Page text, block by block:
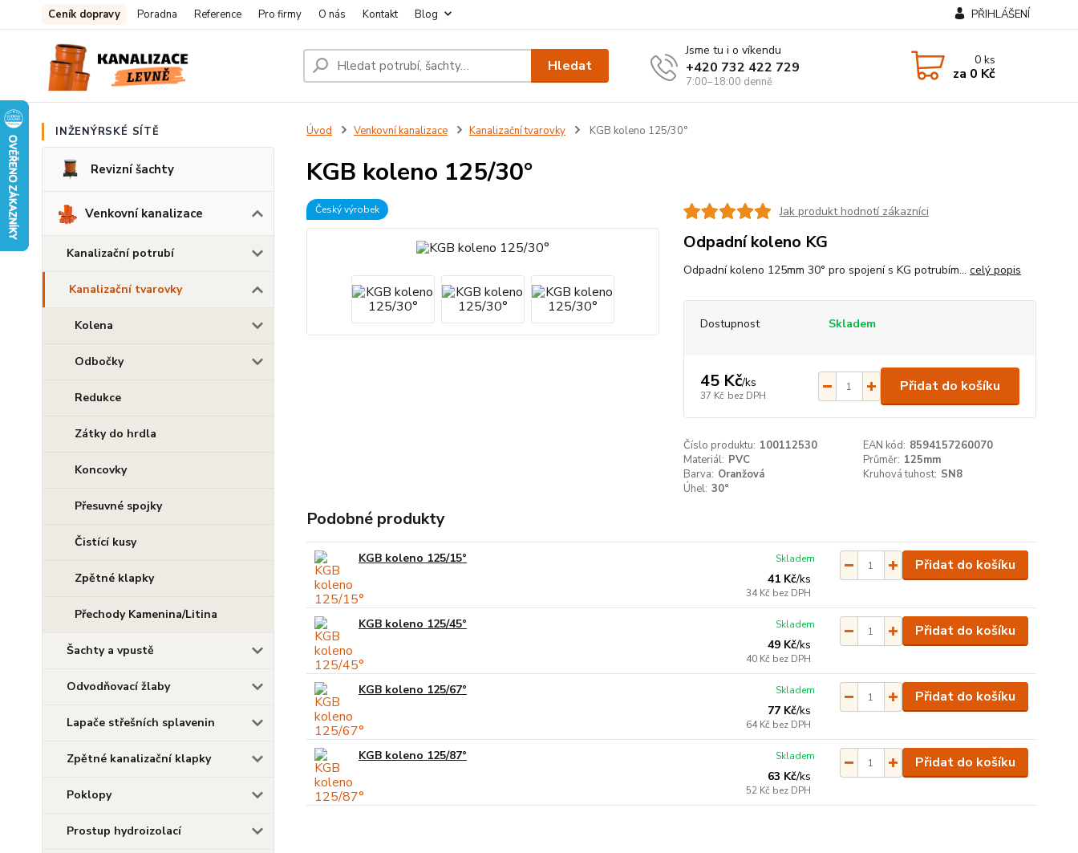
Ceník dopravy Poradna Reference Pro firmy O nás Kontakt Blog PŘIHLÁŠENÍ
Hledat
Jsme tu i o víkendu
+420 732 422 729
7:00–18:00 denně
0ks
za 0 Kč
INŽENÝRSKÉ SÍTĚ
Revizní šachty
Venkovní kanalizace
Kanalizační potrubí
Kanalizační tvarovky
Kolena
Odbočky
Redukce
Zátky do hrdla
Koncovky
Přesuvné spojky
Čistící kusy
Zpětné klapky
Přechody Kamenina/Litina
Šachty a vpustě
Odvodňovací žlaby
Lapače střešních splavenin
Zpětné kanalizační klapky
Poklopy
Prostup hydroizolací
Úvod Venkovní kanalizace Kanalizační tvarovky KGB koleno 125/30°
KGB koleno 125/30°
Český výrobek Jak produkt hodnotí zákazníci
Odpadní koleno KG
Odpadní koleno 125mm 30° pro spojení s KG potrubím... celý popis
Dostupnost Skladem
45 Kč/ks
37 Kč bez DPH
Přidat do košíku
Číslo produktu: 100112530 EAN kód: 8594157260070
Materiál: PVC Průměr: 125mm
Barva: Oranžová Kruhová tuhost: SN8
Úhel: 30°
Podobné produkty
KGB koleno 125/15°
41 Kč/ks
34 Kč bez DPH
Skladem Přidat do košíku
KGB koleno 125/45°
49 Kč/ks
40 Kč bez DPH
Skladem Přidat do košíku
KGB koleno 125/67°
77 Kč/ks
64 Kč bez DPH
Skladem Přidat do košíku
KGB koleno 125/87°
63 Kč/ks
52 Kč bez DPH
Skladem Přidat do košíku